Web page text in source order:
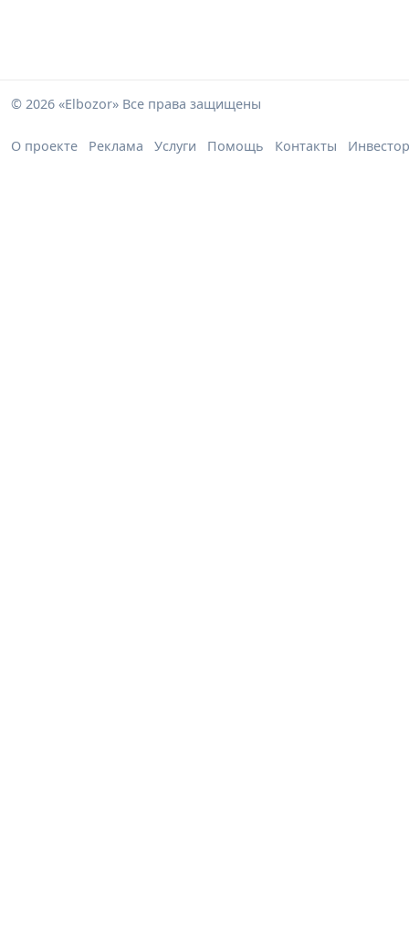
© 2026 «Elbozor» Все права защищены
О проекте Реклама Услуги Помощь Контакты